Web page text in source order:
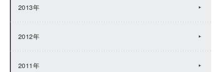
2013年
2012年
2011年